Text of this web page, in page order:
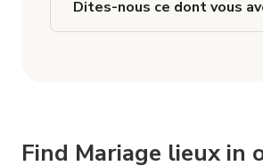
Dites-nous ce dont vous
Find Mariage lieux in